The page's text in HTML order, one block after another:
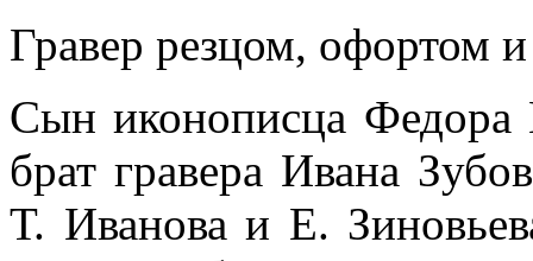
Гравер резцом, офортом
Сын иконописца Федора
брат гравера Ивана
Т. Иванова и Е.